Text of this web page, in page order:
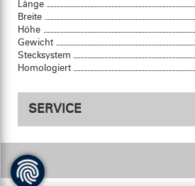
Länge
Breite
Höhe
Gewicht
Stecksystem
Homologiert
SERVICE